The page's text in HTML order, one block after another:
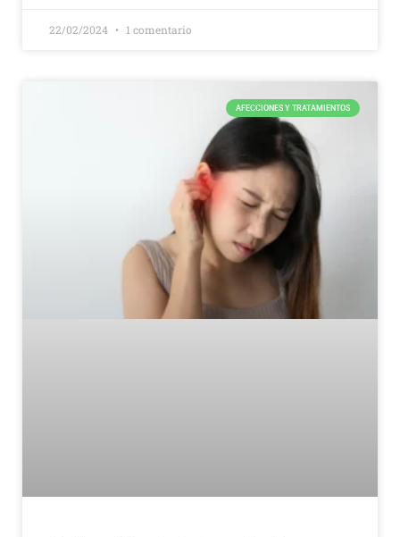
22/02/2024 1 comentario
AFECCIONES Y TRATAMIENTOS